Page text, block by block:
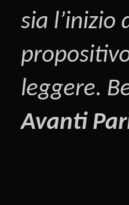
sia
leggere.
Avanti